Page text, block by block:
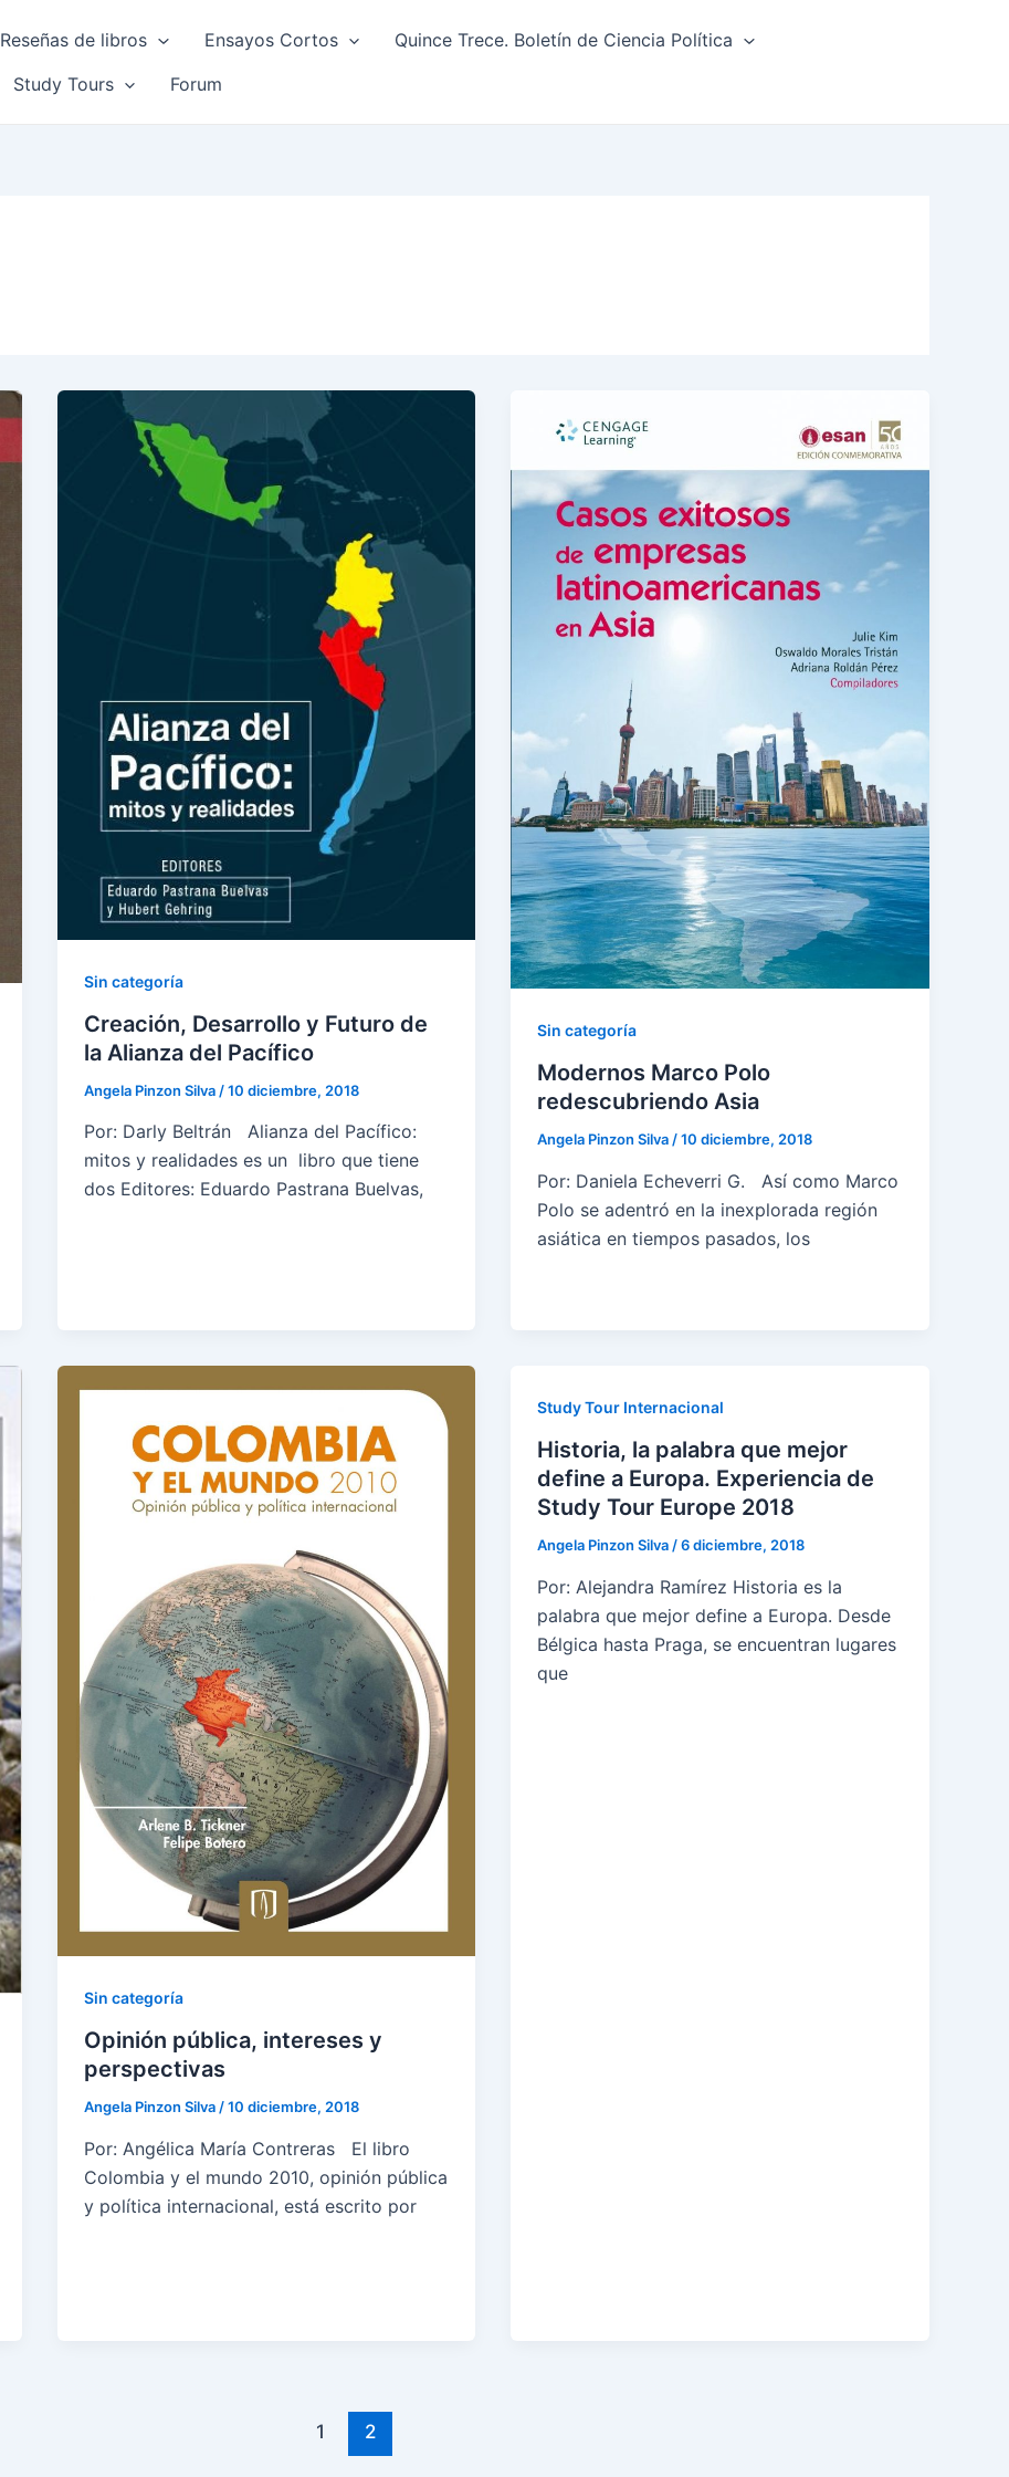
Reseñas de libros Ensayos Cortos
Quince Trece. Boletín de Ciencia Política
Study Tours Forum
Sin categoría
Creación, Desarrollo y Futuro de
la Alianza del Pacífico
Angela Pinzon Silva /10 diciembre, 2018
Por: Darly Beltrán Alianza del Pacífico:
mitos y realidades es un libro que tiene
dos Editores: Eduardo Pastrana Buelvas,
Sin categoría
Modernos Marco Polo
redescubriendo Asia
Angela Pinzon Silva/10 diciembre, 2018
Por: Daniela Echeverri G. Así como Marco
Polo se adentró en la inexplorada región
asiática en tiempos pasados, los
Sin categoría
Opinión pública, intereses y
perspectivas
Angela Pinzon Silva /10 diciembre, 2018
Por: Angélica María Contreras El libro
Colombia y el mundo 2010, opinión pública
y política internacional, está escrito por
Study Tour Internacional
Historia, la palabra que mejor
define a Europa. Experiencia de
Study Tour Europe 2018
Angela Pinzon Silva /6 diciembre, 2018
Por: Alejandra Ramírez Historia es la
palabra que mejor define a Europa. Desde
Bélgica hasta Praga, se encuentran lugares
que
1 2